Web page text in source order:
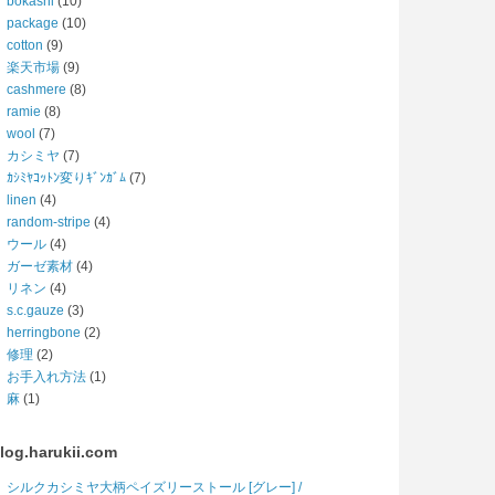
package (10)
cotton (9)
楽天市場 (9)
cashmere (8)
ramie (8)
wool (7)
カシミヤ (7)
ｶｼﾐﾔｺｯﾄﾝ変りｷﾞﾝｶﾞﾑ (7)
linen (4)
random-stripe (4)
ウール (4)
ガーゼ素材 (4)
リネン (4)
s.c.gauze (3)
herringbone (2)
修理 (2)
お手入れ方法 (1)
麻 (1)
シルクカシミヤ大柄ペイズリーストール [グレー] /